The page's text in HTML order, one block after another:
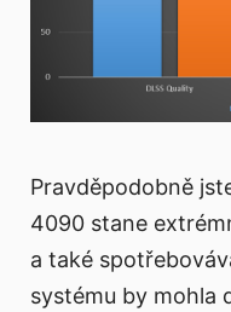
Pravděpodobně
4090 stane
a také
systému by mohla